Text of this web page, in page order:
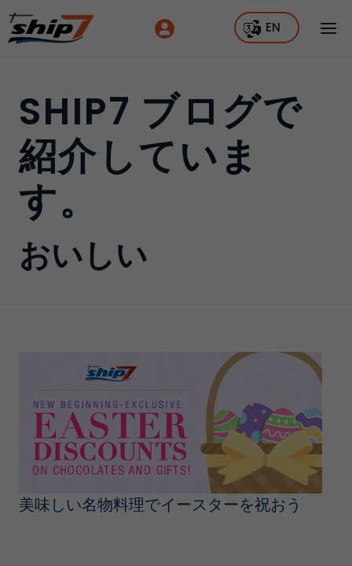
EN
SHIP7 ブログで
紹介していま
す。
おいしい
美味しい名物料理でイースターを祝おう